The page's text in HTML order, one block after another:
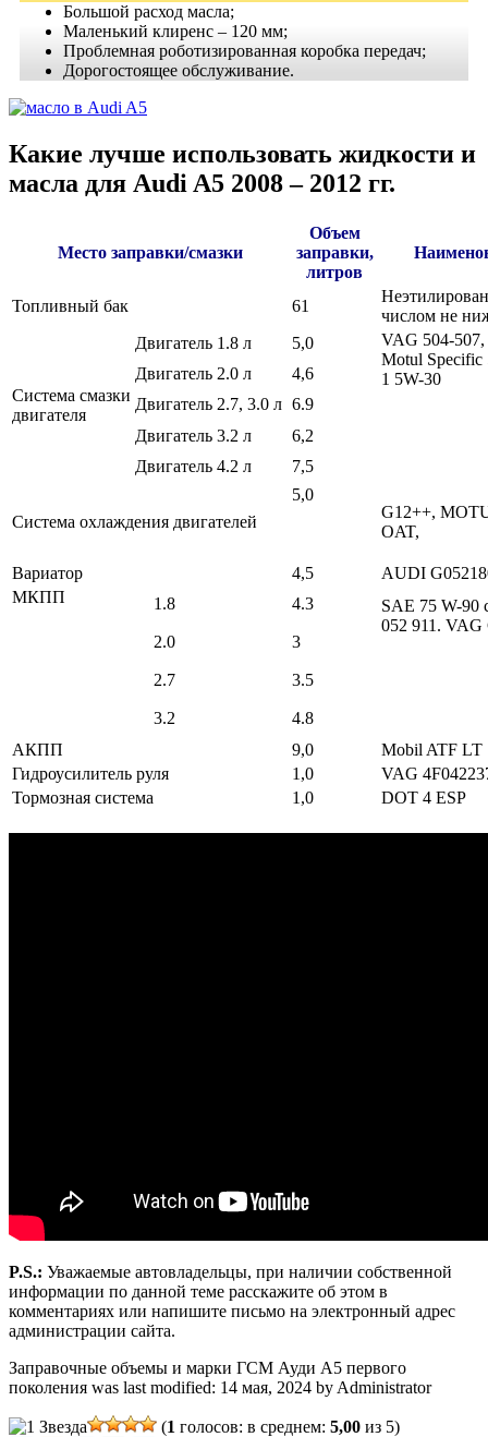
Большой расход масла;
Маленький клиренс – 120 мм;
Проблемная роботизированная коробка передач;
Дорогостоящее обслуживание.
Какие лучше использовать жидкости и
масла для Audi A5 2008 – 2012 гг.
Место заправки/смазки
Объем
заправки,
литров
Топливный бак 61
числом не
Система смазки
двигателя
Двигатель 1.8 л 5,0
VAG 504-507,
Motul Specific
1 5W-30
Двигатель 2.0 л
4,6
Двигатель 2.7, 3.0 л 6.9
Двигатель 3.2 л
6,2
Двигатель 4.2 л
7,5
Система охлаждения двигателей
5,0
G12++,
OAT,
Вариатор 4,5
AUDI
МКПП
1.8 4.3
SAE 75 W-90
052 911. VAG
2.0
3
2.7 3.5
3.2
4.8
АКПП
9,0
Mobil ATF LT
Гидроусилитель руля
1,0
VAG
Тормозная система
1,0 DOT 4 ESP
P.S.: Уважаемые автовладельцы, при наличии собственной
информации по данной теме расскажите об этом в
комментариях или напишите письмо на электронный адрес
администрации сайта.
Заправочные объемы и марки ГСМ Ауди А5 первого
поколения was last modified: 14 мая, 2024 by Administrator
(1 голосов: в среднем: 5,00 из 5)